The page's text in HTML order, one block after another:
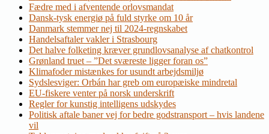
Fædre med i afventende orlovsmandat
Dansk-tysk energiø på fuld styrke om 10 år
Danmark stemmer nej til 2024-regnskabet
Handelsaftaler vakler i Strasbourg
Det halve folketing kræver grundlovsanalyse af chatkontrol
Grønland truet – ”Det sværeste ligger foran os”
Klimafoder mistænkes for usundt arbejdsmiljø
Sydslesviger: Orbán har greb om europæiske mindretal
EU-fiskere venter på norsk underskrift
Regler for kunstig intelligens udskydes
Politisk aftale baner vej for bedre godstransport – hvis landene
vil